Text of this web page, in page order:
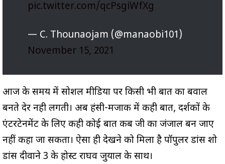
pic.twitter.com/qcPsgiWfXg
— C. Thounaojam (@manaobi101)
November 15, 2021
आज के समय में सोशल मीडिया पर किसी भी बात का बवाल
बनते देर नही लगती। अब हंसी-मजाक में कही बात, दर्शकों के
एंटरटेनमेंट के लिए कही कोई बात कब जी का जंजाल बन जाए
नहीं कहा जा सकता। ऐसा ही देखने को मिला है पॉपुलर डांस शो
डांस दीवाने 3 के होस्ट राघव जुयाल के साथ।